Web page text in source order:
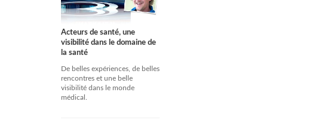
Acteurs de santé, une
visibilité dans le domaine de
la santé
De belles expériences, de belles
rencontres et une belle
visibilité dans le monde
médical.